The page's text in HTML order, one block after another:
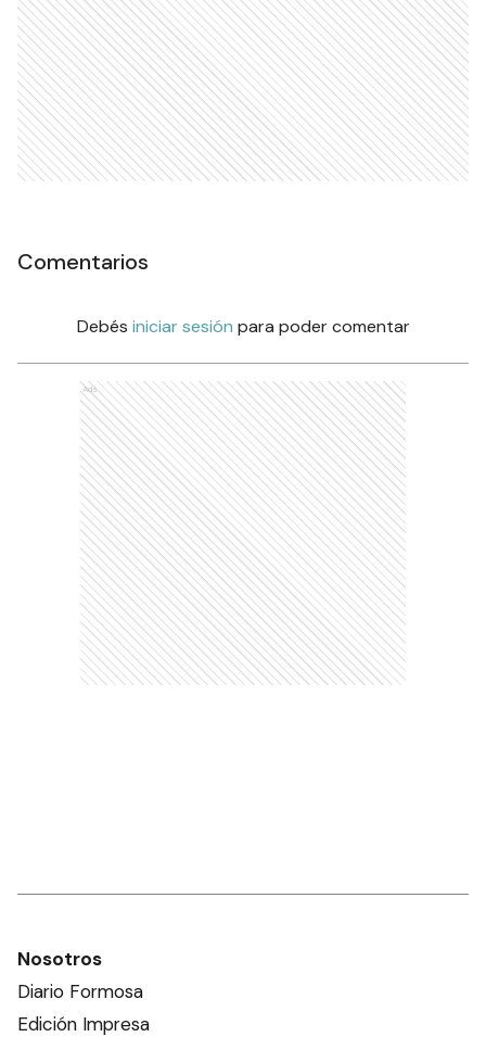
Comentarios
Debés iniciar sesión para poder comentar
Ads
Nosotros
Diario Formosa
Edición Impresa